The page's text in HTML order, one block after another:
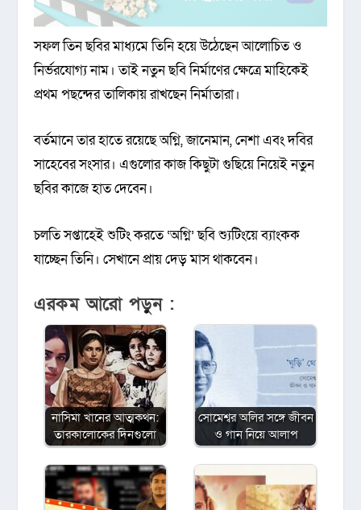
সফল তিন ছবির মাধ্যমে তিনি হয়ে উঠেছেন আলোচিত ও
নির্ভরযোগ্য নাম। তাই নতুন ছবি নির্মাণের ক্ষেত্রে মাহিকেই
প্রথম পছন্দের তালিকায় রাখছেন নির্মাতারা।
বর্তমানে তার হাতে রয়েছে অগ্নি, জানেমান, নেশা এবং দবির
সাহেবের সংসার। এগুলোর কাজ কিছুটা গুছিয়ে নিয়েই নতুন
ছবির কাজে হাত দেবেন।
চলতি সপ্তাহেই শুটিং করতে ‘অগ্নি’ ছবি শ্যুটিংয়ে ব্যাংকক
যাচ্ছেন তিনি। সেখানে প্রায় দেড় মাস থাকবেন।
এরকম আরো পড়ুন :
নাসিমা খানের আত্মকথন:
তারকালোকের দিনগুলো
সোমেশ্বর অলির সঙ্গে জীবন
ও গান নিয়ে আলাপ